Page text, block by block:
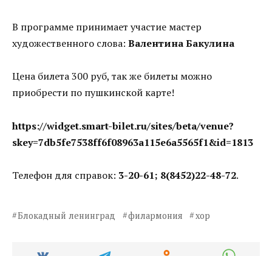
В программе принимает участие мастер
художественного слова: Валентина Бакулина
Цена билета 300 руб, так же билеты можно
приобрести по пушкинской карте!
https://widget.smart-bilet.ru/sites/beta/venue?
skey=7db5fe7538ff6f08963a115e6a5565f1&id=1813
Телефон для справок: 3-20-61; 8(8452)22-48-72.
Блокадный ленинград филармония хор